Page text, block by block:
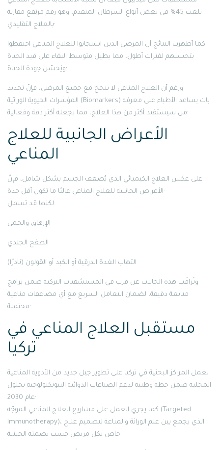
بلغت 45% في بعض أنواع السرطان المتقدم، وهو رقم مرتفع مقارنة
بالعلاج التقليدي·
كما أظهرت النتائج أن المرضى الذين استجابوا للعلاج المناعي احتفظوا
بتحسنهم لفترات أطول، مما يطيل متوسط البقاء على قيد الحياة
ويُحسّن جودة الحياة·
ورغم أن العلاج المناعي لا ينجح مع جميع المرضى، فإنّ تحديد
المؤشرات الحيوية الوراثية (Biomarkers) بات يساعد الأطباء على معرفة
من سيستفيد أكثر من هذا العلاج، مما يجعله أكثر دقة وفعالية·
الأعراض الجانبية للعلاج
المناعي
على عكس العلاج الكيميائي الذي يُضعف الجسم بشكل شامل، فإنّ
الأعراض الجانبية للعلاج المناعي غالبًا ما تكون أقل حدة·
لكنها قد تشمل:
الإرهاق والحمى
الطفح الجلدي
التهاب الغدة الدرقية أو الكبد أو القولون (نادرًا)
وتُراقَب هذه الحالات عن قرب في المستشفيات التركية ضمن برامج
متابعة دقيقة، لضمان التعامل السريع مع أي مضاعفات مناعية
محتملة·
مستقبل العلاج المناعي في
تركيا
تعمل المراكز البحثية في تركيا على تطوير جيل جديد من الأدوية المناعية
المحلية ضمن خطة وطنية لدعم الصناعات الدوائية البيوتكنولوجية بحلول
عام 2030·
كما يجري العمل على مشاريع العلاج المناعي الموجّه (Targeted
Immunotherapy)، الذي يجمع بين علم الوراثة والمناعة لتصميم علاج
خاص بكل مريض حسب بصمته الجينية·